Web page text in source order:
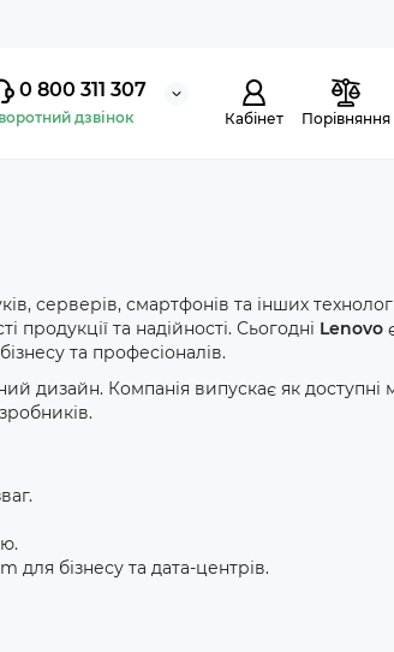
0 800 311 307
дзвінок Кабінет Порівняння
серверів, смартфонів та інших
продукції та надійності. Сьогодні Lenovo
та професіоналів.
дизайн. Компанія випускає як доступні
для бізнесу та дата-центрів.